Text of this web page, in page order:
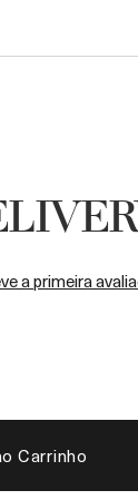
a primeira
Carrinho